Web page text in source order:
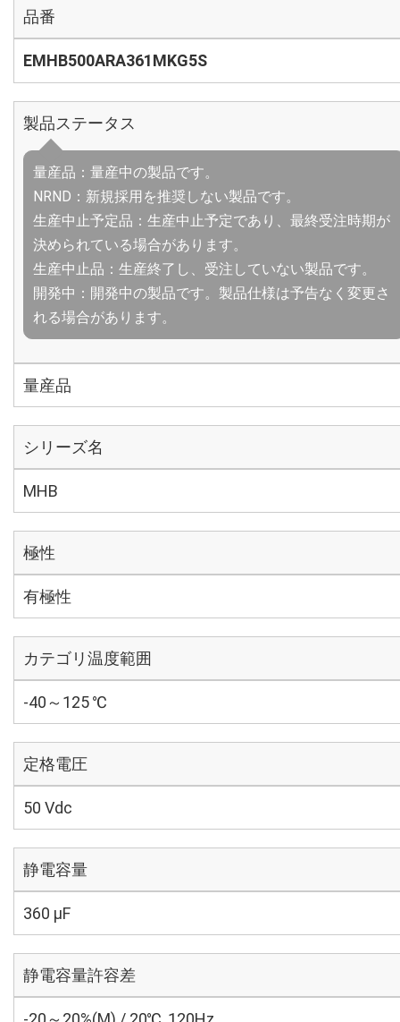
品番
EMHB500ARA361MKG5S
製品ステータス
量産品：量産中の製品です。
NRND：新規採用を推奨しない製品です。
生産中止予定品：生産中止予定であり、最終受注時期が
決められている場合があります。
生産中止品：生産終了し、受注していない製品です。
開発中：開発中の製品です。製品仕様は予告なく変更さ
れる場合があります。
量産品
シリーズ名
MHB
極性
有極性
カテゴリ温度範囲
-40～125 ℃
定格電圧
50 Vdc
静電容量
360 µF
静電容量許容差